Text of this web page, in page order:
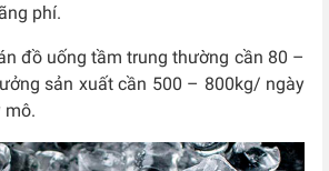
phí.
đồ uống tầm trung thường cần 80 –
sản xuất cần 500 – 800kg/ ngày
mô.